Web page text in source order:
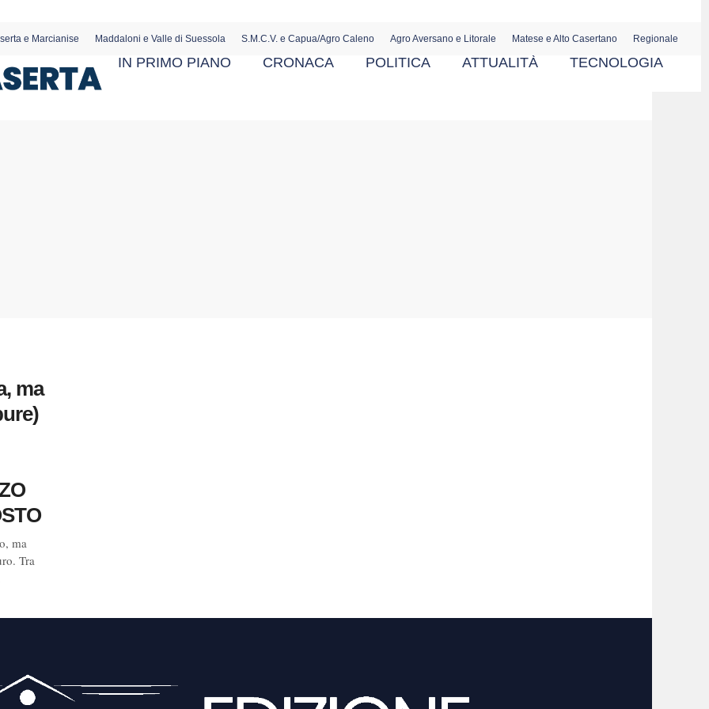
e Marcianise Maddaloni e Valle di Suessola S.M.C.V. e Capua/Agro Caleno Agro Aversano e Litorale Matese e Alto Casertano Regionale
IN PRIMO PIANO CRONACA POLITICA ATTUALITÀ TECNOLOGIA
ma
ma
Tra